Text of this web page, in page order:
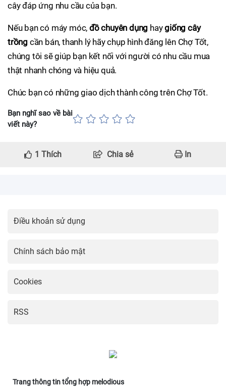
cây đáp ứng nhu cầu của bạn.
Nếu bạn có máy móc, đồ chuyên dụng haygiống cây
trồng cần bán, thanh lý hãy chụp hình đăng lên Chợ Tốt,
chúng tôi sẽ giúp bạn kết nối với người có nhu cầu mua
thật nhanh chóng và hiệu quả.
Chúc bạn có những giao dịch thành công trên Chợ Tốt.
Bạn nghĩ sao về bài
viết này?
1 Thích Chia sẻ In
Điều khoản sử dụng
Chính sách bảo mật
Cookies
RSS
Trang thông tin tổng hợp melodious